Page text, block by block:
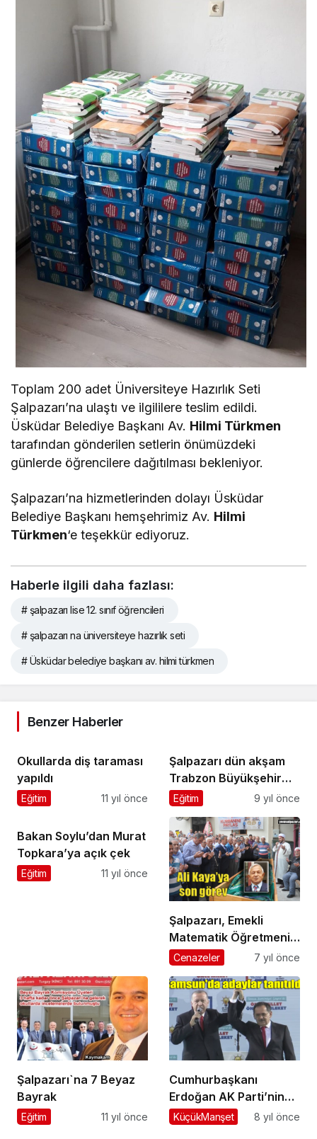
Toplam 200 adet Üniversiteye Hazırlık Seti
Şalpazarı’na ulaştı ve ilgililere teslim edildi.
Üsküdar Belediye Başkanı Av. Hilmi Türkmen
tarafından gönderilen setlerin önümüzdeki
günlerde öğrencilere dağıtılması bekleniyor.
Şalpazarı’na hizmetlerinden dolayı Üsküdar
Belediye Başkanı hemşehrimiz Av. Hilmi
Türkmen‘e teşekkür ediyoruz.
Haberle ilgili daha fazlası:
# şalpazarı lise 12. sınıf öğrencileri
# şalpazarı na üniversiteye hazırlık seti
# Üsküdar belediye başkanı av. hilmi türkmen
Benzer Haberler
Okullarda diş taraması
yapıldı
Eğitim 11 yıl önce
Şalpazarı dün akşam
Trabzon Büyükşehir
Belediyesi’nin iftarında
Eğitim 9 yıl önce
Bakan Soylu’dan Murat
Topkara’ya açık çek
Eğitim 11 yıl önce
Şalpazarı, Emekli
Matematik Öğretmeni
Ali Kaya’yı ebediyete
Cenazeler 7 yıl önce
Şalpazarı`na 7 Beyaz
Bayrak
Eğitim 11 yıl önce
Cumhurbaşkanı
Erdoğan AK Parti’nin
Samsun’daki belediye
KüçükManşet 8 yıl önce